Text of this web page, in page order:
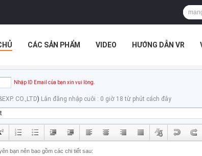
CÁC SẢN PHẨM VIDEO HƯỚNG DẪN VR
TÔI TIN TỨC CÁC TRƯỜNG HỢP
Nhập ID Email của bạn xin vui lòng.
CO.,LTD) Lân đăng nhập cuôi : 0 giờ 18 từ phút cách đây